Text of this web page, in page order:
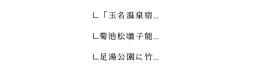
「玉名温泉宿…
菊池松囃子能…
足湯公園に竹…